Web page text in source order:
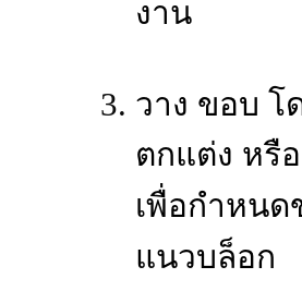
งาน
วาง ขอบ โ
ตกแต่ง หรื
เพื่อกำหน
แนวบล็อก